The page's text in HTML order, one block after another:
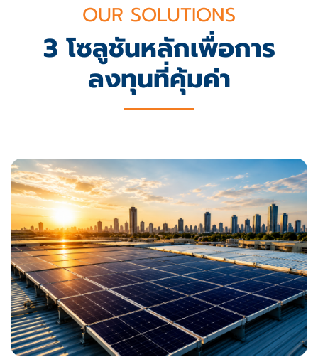
OUR SOLUTIONS
3 โซลูชันหลักเพื่อการ
ลงทุนที่คุ้มค่า